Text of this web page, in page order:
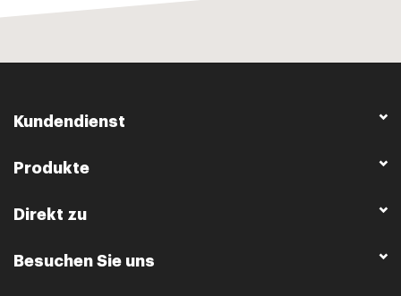
Kundendienst
Produkte
Direkt zu
Besuchen Sie uns